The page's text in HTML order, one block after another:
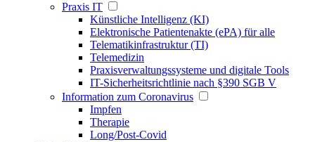
Praxis IT
Künstliche Intelligenz (KI)
Elektronische Patientenakte (ePA) für alle
Telematikinfrastruktur (TI)
Telemedizin
Praxisverwaltungssysteme und digitale Tools
IT-Sicherheitsrichtlinie nach §390 SGB V
Information zum Coronavirus
Impfen
Therapie
Long/Post-Covid